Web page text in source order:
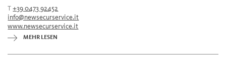
T+39 0473 92452
info@newsecurservice.it
www.newsecurservice.it
MEHR LESEN